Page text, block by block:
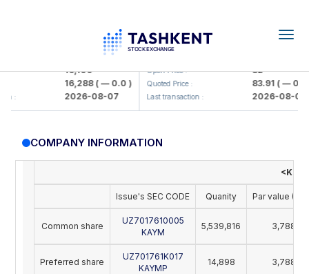
16,100
16,288( — 0.0 )
2026-08-07
KFSK (<Kafolat sug'urta
Open Price : 82
Quoted Price : 83.91( — 0.0 )
Last transaction : 2026-08-07
COMPANY INFORMATION
Issue's SEC CODE Quanity Par value
Common share
UZ7017610005
KAYM
5,539,816 3,788
Preferred share
UZ701761K017
KAYMP
14,898 3,788